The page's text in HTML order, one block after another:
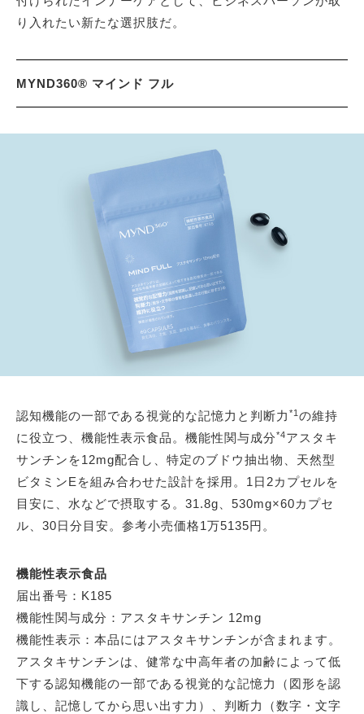
り入れたい新たな選択肢だ。
MYND360® マインド フル
認知機能の一部である視覚的な記憶力と判断力 *1 の維持
に役立つ、機能性表示食品。機能性関与成分*4アスタキ
サンチンを12mg配合し、特定のブドウ抽出物、天然型
ビタミンEを組み合わせた設計を採用。1日2カプセルを
目安に、水などで摂取する。31.8g、530mg×60カプセ
ル、30日分目安。参考小売価格1万5135円。
機能性表示食品
届出番号：K185
機能性関与成分：アスタキサンチン 12mg
機能性表示：本品にはアスタキサンチンが含まれます。
アスタキサンチンは、健常な中高年者の加齢によって低
下する認知機能の一部である視覚的な記憶力（図形を認
識し、記憶してから思い出す力）、判断力（数字・文字